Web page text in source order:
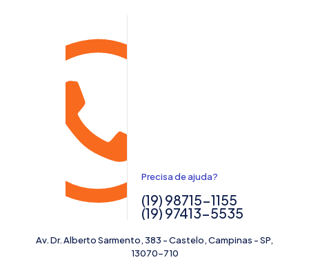
Precisa de ajuda?
(19) 98715-1155
(19) 97413-5535
Av. Dr. Alberto Sarmento, 383 - Castelo, Campinas - SP,
13070-710